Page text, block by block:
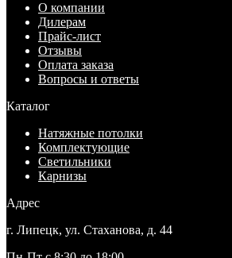
О компании
Дилерам
Прайс-лист
Отзывы
Оплата заказа
Вопросы и ответы
Каталог
Натяжные потолки
Комплектующие
Светильники
Карнизы
Адрес
г. Липецк, ул. Стаханова, д. 44